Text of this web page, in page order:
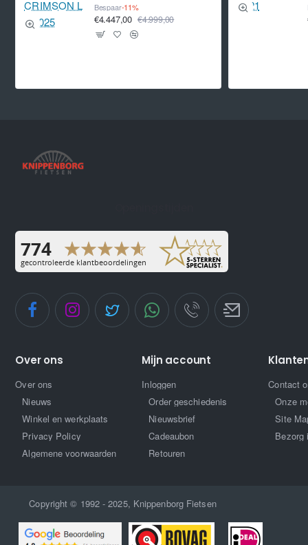
Bespaar-11%
€4.447,00 €4.999,00
Over ons
Over ons
Nieuws
Winkel en werkplaats
Privacy Policy
Algemene voorwaarden
Mijn account
Inloggen
Order geschiedenis
Nieuwsbrief
Cadeaubon
Retouren
Contact
Onze
Site
Bezorg
Copyright © 1992 - 2025, Knippenborg Fietsen